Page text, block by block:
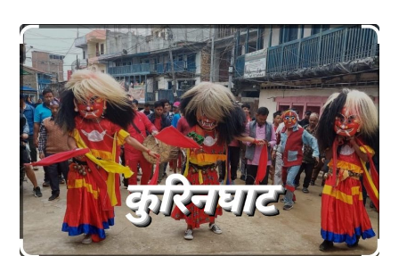
टिभि
युनिकोड